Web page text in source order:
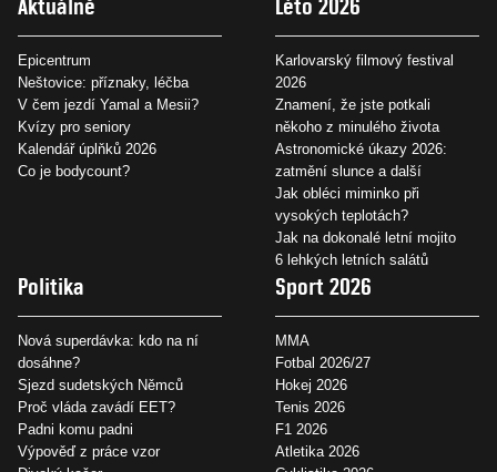
Aktuálně
Epicentrum
Neštovice: příznaky, léčba
V čem jezdí Yamal a Mesii?
Kvízy pro seniory
Kalendář úplňků 2026
Co je bodycount?
Léto 2026
Karlovarský filmový festival
2026
Znamení, že jste potkali
někoho z minulého života
Astronomické úkazy 2026:
zatmění slunce a další
Jak obléci miminko při
vysokých teplotách?
Jak na dokonalé letní mojito
6 lehkých letních salátů
Politika
Nová superdávka: kdo na ní
dosáhne?
Sjezd sudetských Němců
Proč vláda zavádí EET?
Padni komu padni
Výpověď z práce vzor
Sport 2026
MMA
Fotbal 2026/27
Hokej 2026
Tenis 2026
F1 2026
Atletika 2026